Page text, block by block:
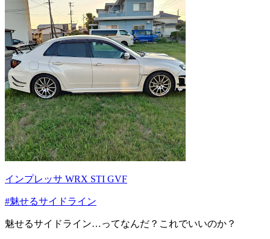
インプレッサ WRX STI GVF
#魅せるサイドライン
魅せるサイドライン…ってなんだ？これでいいのか？